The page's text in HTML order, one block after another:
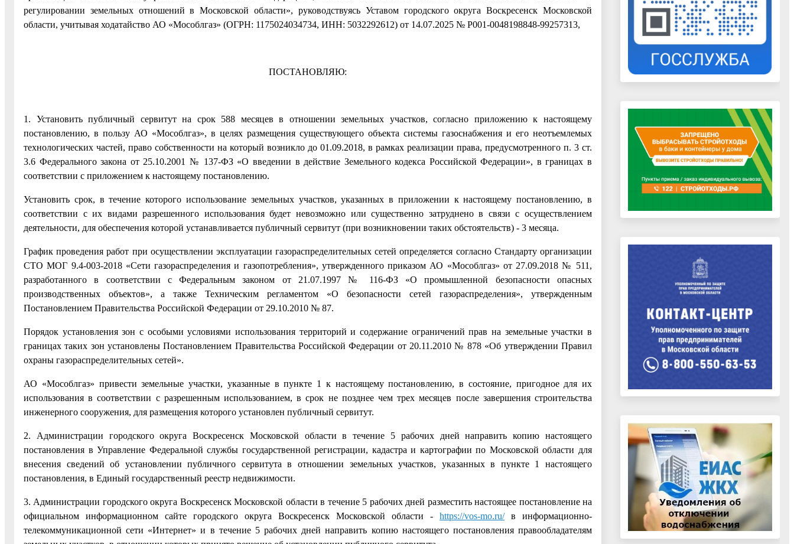
регулировании земельных отношений в Московской области», руководствуясь Уставом городского округа Воскресенск Московской
области, учитывая ходатайство АО «Мособлгаз» (ОГРН: 1175024034734, ИНН: 5032292612) от 14.07.2025 № P001-0048198848-99257313,
ПОСТАНОВЛЯЮ:
1. Установить публичный сервитут на срок 588 месяцев в отношении земельных участков, согласно приложению к настоящему
постановлению, в пользу АО «Мособлгаз», в целях размещения существующего объекта системы газоснабжения и его неотъемлемых
технологических частей, право собственности на который возникло до 01.09.2018, в рамках реализации права, предусмотренного п. 3 ст.
3.6 Федерального закона от 25.10.2001 № 137-ФЗ «О введении в действие Земельного кодекса Российской Федерации», в границах в
соответствии с приложением к настоящему постановлению.
Установить срок, в течение которого использование земельных участков, указанных в приложении к настоящему постановлению, в
соответствии с их видами разрешенного использования будет невозможно или существенно затруднено в связи с осуществлением
деятельности, для обеспечения которой устанавливается публичный сервитут (при возникновении таких обстоятельств) - 3 месяца.
График проведения работ при осуществлении эксплуатации газораспределительных сетей определяется согласно Стандарту организации
СТО МОГ 9.4-003-2018 «Сети газораспределения и газопотребления», утвержденного приказом АО «Мособлгаз» от 27.09.2018 № 511,
разработанного в соответствии с Федеральным законом от 21.07.1997 № 116-ФЗ «О промышленной безопасности опасных
производственных объектов», а также Техническим регламентом «О безопасности сетей газораспределения», утвержденным
Постановлением Правительства Российской Федерации от 29.10.2010 № 87.
Порядок установления зон с особыми условиями использования территорий и содержание ограничений прав на земельные участки в
границах таких зон установлены Постановлением Правительства Российской Федерации от 20.11.2010 № 878 «Об утверждении Правил
охраны газораспределительных сетей».
АО «Мособлгаз» привести земельные участки, указанные в пункте 1 к настоящему постановлению, в состояние, пригодное для их
использования в соответствии с разрешенным использованием, в срок не позднее чем трех месяцев после завершения строительства
инженерного сооружения, для размещения которого установлен публичный сервитут.
2. Администрации городского округа Воскресенск Московской области в течение 5 рабочих дней направить копию настоящего
постановления в Управление Федеральной службы государственной регистрации, кадастра и картографии по Московской области для
внесения сведений об установлении публичного сервитута в отношении земельных участков, указанных в пункте 1 настоящего
постановления, в Единый государственный реестр недвижимости.
3. Администрации городского округа Воскресенск Московской области в течение 5 рабочих дней разместить настоящее постановление на
официальном информационном сайте городского округа Воскресенск Московской области - https://vos-mo.ru/в информационно-
телекоммуникационной сети «Интернет» и в течение 5 рабочих дней направить копию настоящего постановления правообладателям